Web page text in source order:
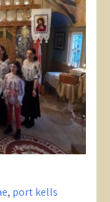
, port kells